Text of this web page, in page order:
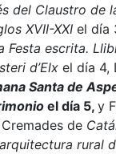
del Claustro de
XVII-XXI el día
Festa escrita.
d’Elx el día 4,
Santa de
el día 5, y
de
rural